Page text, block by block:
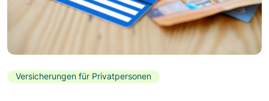
Versicherungen für Privatpersonen